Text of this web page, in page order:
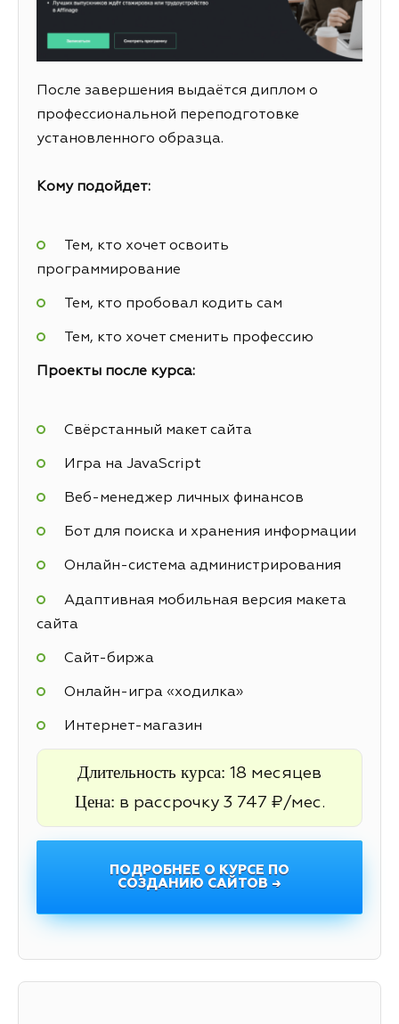
После завершения выдаётся диплом о
профессиональной переподготовке
установленного образца.
Кому подойдет:
Тем, кто хочет освоить
программирование
Тем, кто пробовал кодить сам
Тем, кто хочет сменить профессию
Проекты после курса:
Свёрстанный макет сайта
Игра на JavaScript
Веб-менеджер личных финансов
Бот для поиска и хранения информации
Онлайн-система администрирования
Адаптивная мобильная версия макета
сайта
Cайт-биржа
Онлайн-игра «ходилка»
Интернет-магазин
Длительность курса: 18 месяцев
Цена: в рассрочку 3 747 ₽/мес.
ПОДРОБНЕЕ О КУРСЕ ПО
СОЗДАНИЮ САЙТОВ →